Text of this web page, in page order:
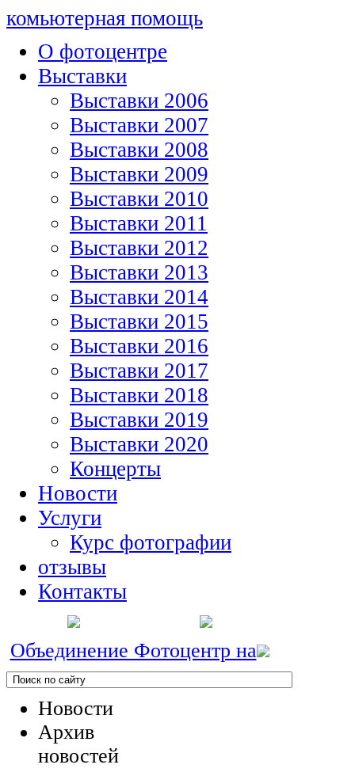
комьютерная помощь
О фотоцентре
Выставки
Выставки 2006
Выставки 2007
Выставки 2008
Выставки 2009
Выставки 2010
Выставки 2011
Выставки 2012
Выставки 2013
Выставки 2014
Выставки 2015
Выставки 2016
Выставки 2017
Выставки 2018
Выставки 2019
Выставки 2020
Концерты
Новости
Услуги
Курс фотографии
отзывы
Контакты
Объединение Фотоцентр на
Новости
Архив
новостей